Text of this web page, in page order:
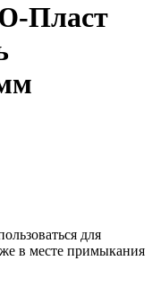
Пласт
для
в месте примыкания